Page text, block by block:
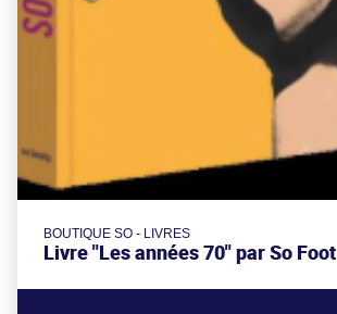
BOUTIQUE SO - LIVRES
Livre "Les années 70" par So Foot